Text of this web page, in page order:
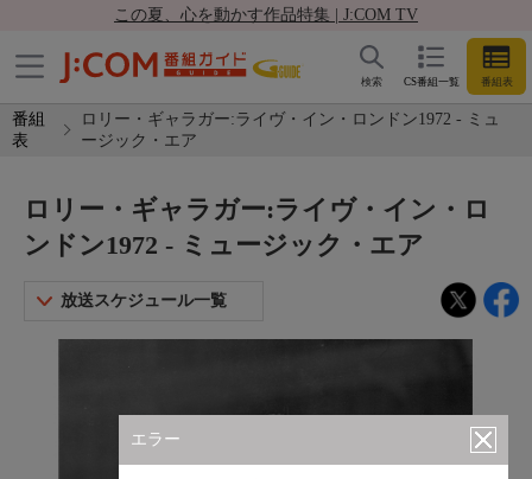
この夏、心を動かす作品特集 | J:COM TV
CS番組一覧 番組表
検索
番組
表
ロリー・ギャラガー:ライヴ・イン・ロンドン1972 - ミュ
ージック・エア
エラー
ロリー・ギャラガー:ライヴ・イン・ロ
ンドン1972 - ミュージック・エア
放送スケジュール一覧